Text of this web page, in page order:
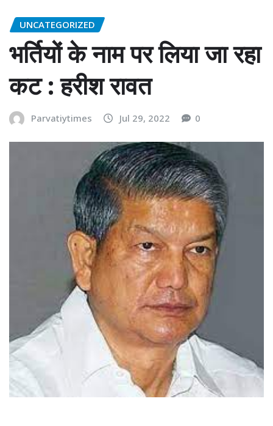
UNCATEGORIZED
भर्तियों के नाम पर लिया जा रहा
कट : हरीश रावत
Parvatiytimes Jul 29, 2022 0